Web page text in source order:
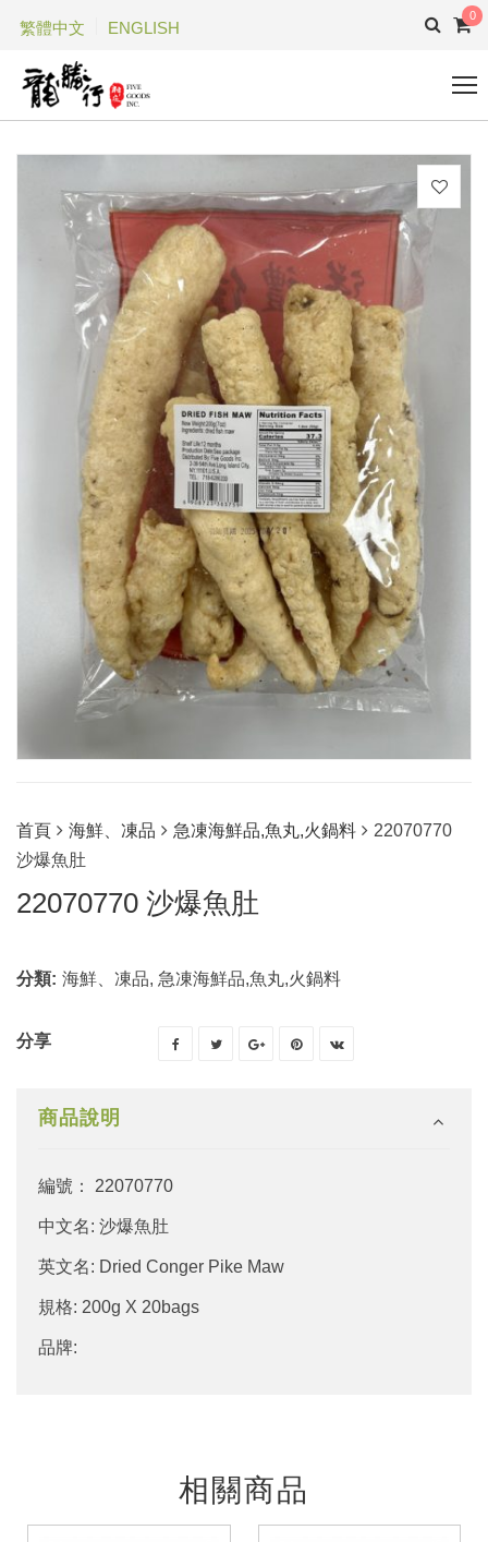
繁體中文 ENGLISH
0
首頁 海鮮、凍品 急凍海鮮品,魚丸,火鍋料
22070770
沙爆魚肚
22070770 沙爆魚肚
分類: 海鮮、凍品, 急凍海鮮品,魚丸,火鍋料
分享
商品說明
編號： 22070770
中文名: 沙爆魚肚
英文名: Dried Conger Pike Maw
規格: 200g X 20bags
品牌:
相關商品